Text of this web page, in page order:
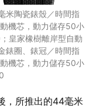
米陶瓷錶殼／時間指
機芯，動力儲存50小
皇家橡樹離岸型自動
錶圈、錶冠／時間指
機芯，動力儲存50小
，所推出的44毫米